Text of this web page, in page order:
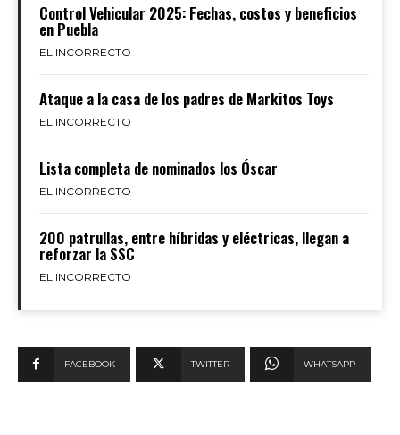
Control Vehicular 2025: Fechas, costos y beneficios
en Puebla
EL INCORRECTO
Ataque a la casa de los padres de Markitos Toys
EL INCORRECTO
Lista completa de nominados los Óscar
EL INCORRECTO
200 patrullas, entre híbridas y eléctricas, llegan a
reforzar la SSC
EL INCORRECTO
FACEBOOK TWITTER WHATSAPP